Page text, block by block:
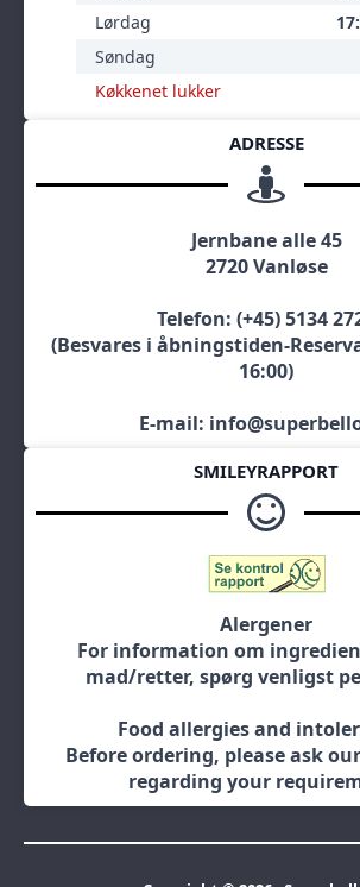
Lørdag
Søndag
Køkkenet lukker
ADRESSE
Jernbane alle 45
2720 Vanløse
Telefon: (+45) 5134
(Besvares i åbningstiden-
16:00)
E-mail:
SMILEYRAPPORT
Alergener
For information om
mad/retter, spørg venligst
Food allergies and
Before ordering, please ask
regarding your